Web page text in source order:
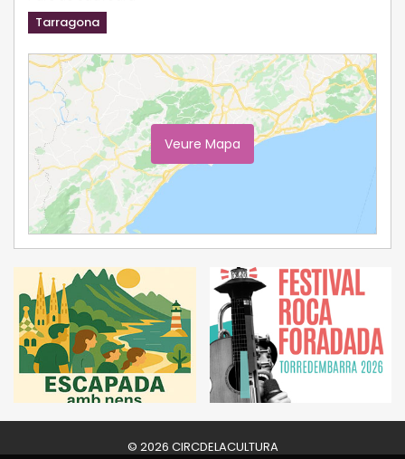
Tarragona
Veure Mapa
© 2026 CIRCDELACULTURA